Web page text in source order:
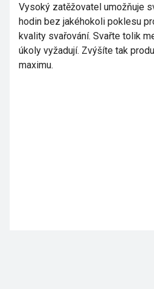
Vysoký zatěžovatel umožňuje
hodin bez jakéhokoli poklesu
kvality svařování. Svařte tolik
úkoly vyžadují. Zvýšíte tak
maximu.